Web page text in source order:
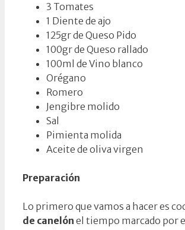
3 Tomates
1 Diente de ajo
125gr de Queso Pido
100gr de Queso rallado
100ml de Vino blanco
Orégano
Romero
Jengibre molido
Sal
Pimienta molida
Aceite de oliva virgen
Preparación
Lo primero que vamos a hacer es
de canelón el tiempo marcado por